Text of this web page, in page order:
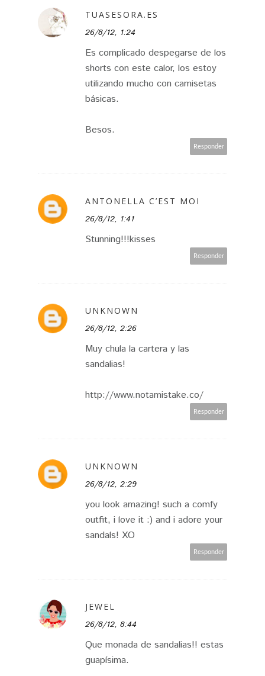
TUASESORA.ES
26/8/12, 1:24
Es complicado despegarse de los
shorts con este calor, los estoy
utilizando mucho con camisetas
básicas.
Besos.
Responder
ANTONELLA C’EST MOI
26/8/12, 1:41
Stunning!!!kisses
Responder
UNKNOWN
26/8/12, 2:26
Muy chula la cartera y las
sandalias!
http://www.notamistake.co/
Responder
UNKNOWN
26/8/12, 2:29
you look amazing! such a comfy
outfit, i love it :) and i adore your
sandals! XO
Responder
JEWEL
26/8/12, 8:44
Que monada de sandalias!! estas
guapísima.